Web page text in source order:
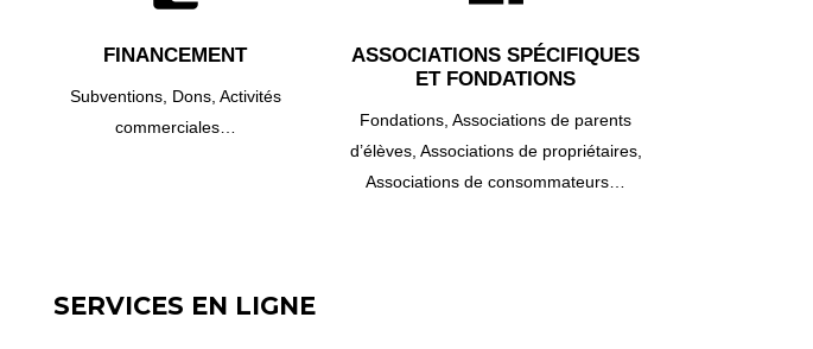
FINANCEMENT
Subventions, Dons, Activités
commerciales…
ASSOCIATIONS SPÉCIFIQUES
ET FONDATIONS
Fondations,Associations de parents
d’élèves, Associations de propriétaires,
Associations de consommateurs…
SERVICES EN LIGNE